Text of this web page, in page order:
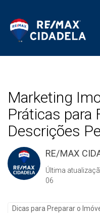
Marketing
Práticas para
Descrições
RE/MAX
Última
06
Dicas para Preparar o